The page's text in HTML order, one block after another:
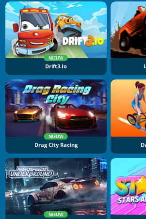
NIEUW
Drift3.io
NIEUW
Drag City Racing
NIEUW